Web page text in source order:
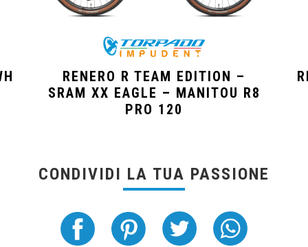
RENERO R TEAM EDITION –
SRAM XX EAGLE – MANITOU R8
PRO 120
CONDIVIDI LA TUA PASSIONE